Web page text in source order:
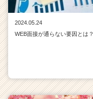
2024.05.24
WEB面接が通らない要因とは？